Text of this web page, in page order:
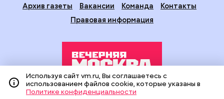
Архив газеты
Вакансии Команда
Контакты
Правовая информация
Издание создано при финансовой поддержке Департамента
Используя сайт vm.ru, Вы соглашаетесь с
использованием файлов cookie, которые указаны в
Политике конфиденциальности